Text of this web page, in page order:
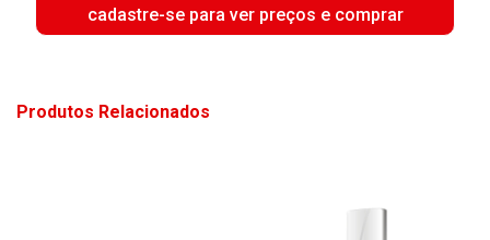
cadastre-se para ver preços e comprar
Produtos Relacionados